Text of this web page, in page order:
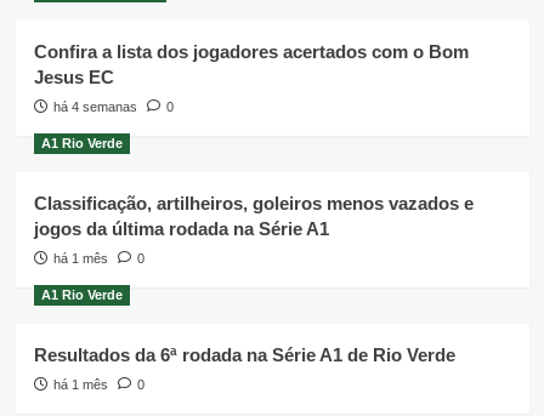
Confira a lista dos jogadores acertados com o Bom
Jesus EC
há 4 semanas 0
A1 Rio Verde
Classificação, artilheiros, goleiros menos vazados e
jogos da última rodada na Série A1
há 1 mês 0
A1 Rio Verde
Resultados da 6ª rodada na Série A1 de Rio Verde
há 1 mês 0